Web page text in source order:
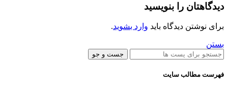
دیدگاهتان را بنویسید
برای نوشتن دیدگاه باید وارد بشوید.
بستن
جست و جو
فهرست مطالب سایت